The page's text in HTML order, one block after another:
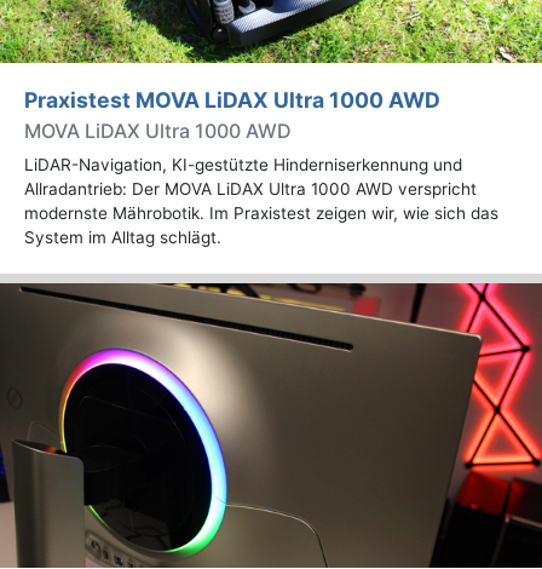
Praxistest MOVA LiDAX Ultra 1000 AWD
MOVA LiDAX Ultra 1000 AWD
LiDAR-Navigation, KI-gestützte Hinderniserkennung und
Allradantrieb: Der MOVA LiDAX Ultra 1000 AWD verspricht
modernste Mährobotik. Im Praxistest zeigen wir, wie sich das
System im Alltag schlägt.